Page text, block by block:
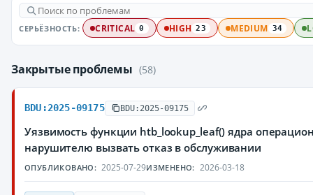
СЕРЬЁЗНОСТЬ: CRITICAL 0 HIGH 23 MEDIUM 34
Закрытые проблемы (58)
BDU:2025-09175 BDU:2025-09175
Уязвимость функции htb_lookup_leaf() ядра
нарушителю вызвать отказ в обслуживании
ОПУБЛИКОВАНО: 2025-07-29ИЗМЕНЕНО: 2026-03-18